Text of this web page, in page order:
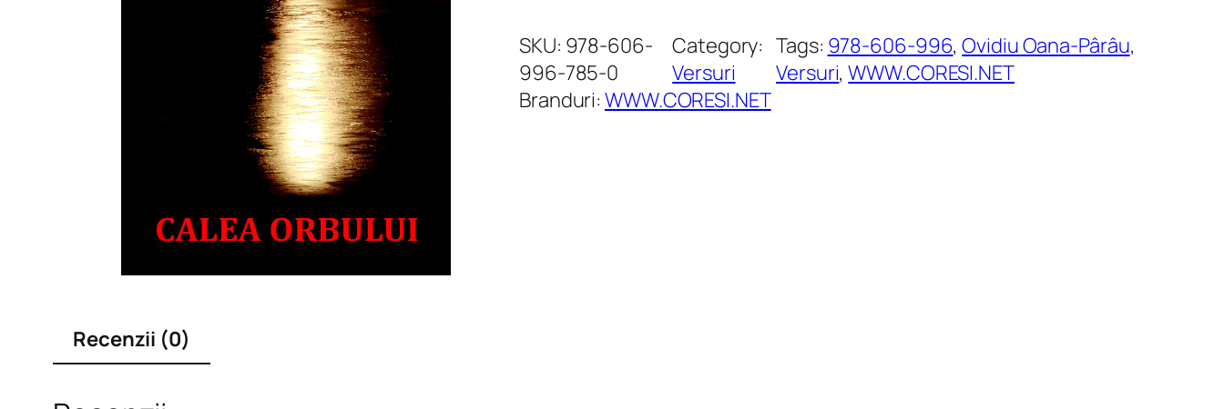
n
t
i
SKU: 978-606-
996-785-0
Category:
Versuri
Tags: 978-606-996, Ovidiu Oana-Pârâu
Versuri, WWW.CORESI.NET
Branduri:WWW.CORESI.NET
Recenzii (0)